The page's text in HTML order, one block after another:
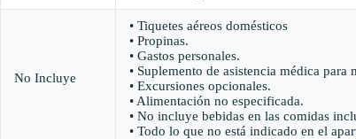
No Incluye
• Tiquetes aéreos domésticos
• Propinas.
• Gastos personales.
• Suplemento de asistencia médica para
• Excursiones opcionales.
• Alimentación no especificada.
• No incluye bebidas en las comidas
• Todo lo que no está indicado en el